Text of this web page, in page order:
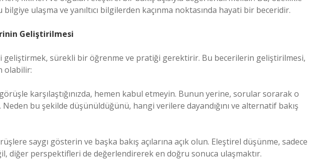
bilgiye ulaşma ve yanıltıcı bilgilerden kaçınma noktasında hayati bir beceridir.
Geliştirilmesi
geliştirmek, sürekli bir öğrenme ve pratiği gerektirir. Bu becerilerin geliştirilmesi,
olabilir:
karşılaştığınızda, hemen kabul etmeyin. Bunun yerine, sorular sorarak o
bu şekilde düşünüldüğünü, hangi verilere dayandığını ve alternatif bakış
saygı gösterin ve başka bakış açılarına açık olun. Eleştirel düşünme, sadece
diğer perspektifleri de değerlendirerek en doğru sonuca ulaşmaktır.